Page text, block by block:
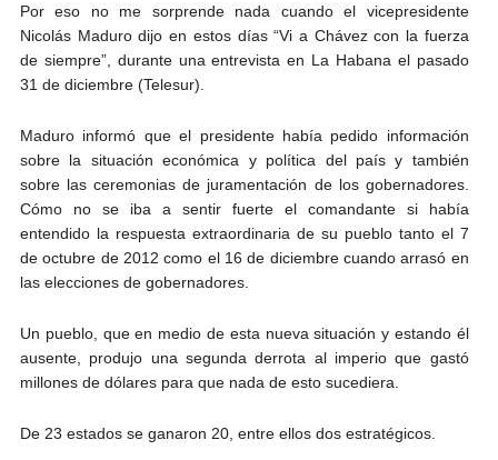
Por eso no me sorprende nada cuando el vicepresidente
Nicolás Maduro dijo en estos días “Vi a Chávez con la fuerza
de siempre”, durante una entrevista en La Habana el pasado
31 de diciembre (Telesur).
Maduro informó que el presidente había pedido información
sobre la situación económica y política del país y también
sobre las ceremonias de juramentación de los gobernadores.
Cómo no se iba a sentir fuerte el comandante si había
entendido la respuesta extraordinaria de su pueblo tanto el 7
de octubre de 2012 como el 16 de diciembre cuando arrasó en
las elecciones de gobernadores.
Un pueblo, que en medio de esta nueva situación y estando él
ausente, produjo una segunda derrota al imperio que gastó
millones de dólares para que nada de esto sucediera.
De 23 estados se ganaron 20, entre ellos dos estratégicos.